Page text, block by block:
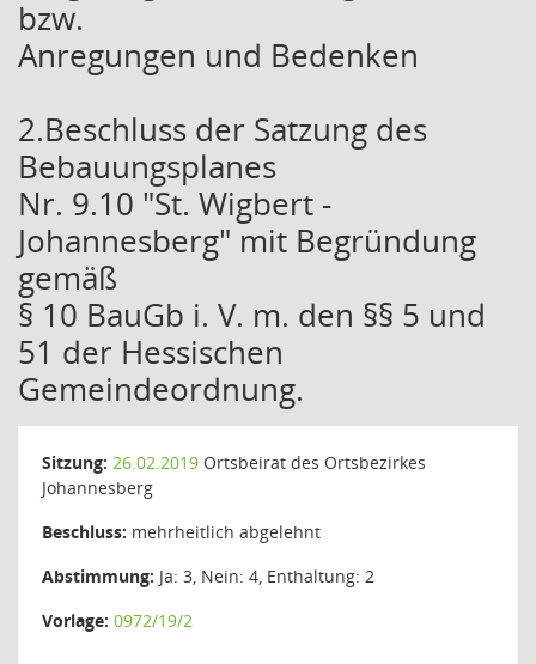
bzw.
Anregungen und Bedenken
2.Beschluss der Satzung des
Bebauungsplanes
Nr. 9.10 "St. Wigbert -
Johannesberg" mit Begründung
gemäß
§ 10 BauGb i. V. m. den §§ 5 und
51 der Hessischen
Gemeindeordnung.
Sitzung: 26.02.2019 Ortsbeirat des Ortsbezirkes
Johannesberg
Beschluss: mehrheitlich abgelehnt
Abstimmung: Ja: 3, Nein: 4, Enthaltung: 2
Vorlage: 0972/19/2